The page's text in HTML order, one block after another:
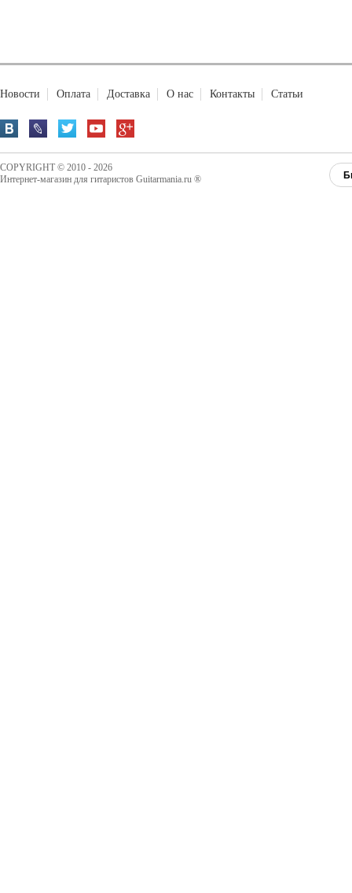
Новости Оплата Доставка О нас Контакты Статьи
COPYRIGHT © 2010 - 2026
Интернет-магазин для гитаристов Guitarmania.ru ®